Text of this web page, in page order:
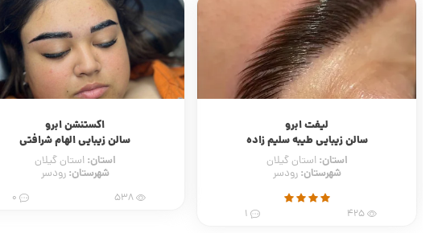
لیفت ابرو
سالن زیبایی طیبه سلیم زاده
استان:استان گیلان
شهرستان:رودسر
425
اکستنشن ابرو
سالن زیبایی الهام شرافتی
استان:استان گیلان
شهرستان:رودسر
538